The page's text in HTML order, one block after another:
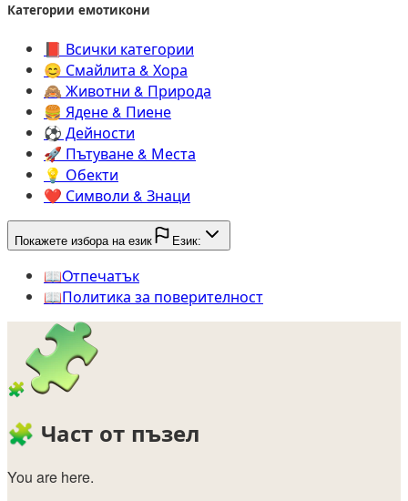
Категории емотикони
📕️ Всички категории
😊️ Смайлита & Хора
🙈️ Животни & Природа
🍔️ Ядене & Пиене
⚽️ Дейности
🚀️ Пътуване & Места
💡️ Обекти
❤️ Символи & Знаци
Покажете избора на език Език:
📖️Oтпечатък
📖️Политика за поверителност
🧩
🧩 Част от пъзел
You are here.